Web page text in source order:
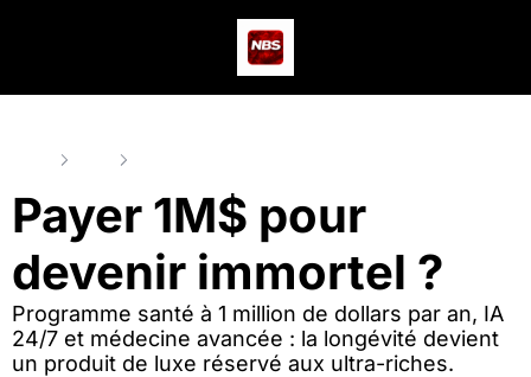
Payer 1M$ pour
devenir immortel ?
Programme santé à 1 million de dollars par an, IA
24/7 et médecine avancée : la longévité devient
un produit de luxe réservé aux ultra-riches.